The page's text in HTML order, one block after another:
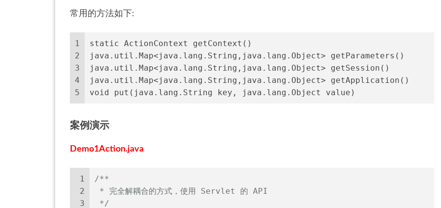
常用的方法如下:
1
2
3
4
5
案例演示
Demo1Action.java
1
2
3
/**
* 完全解耦合的方式，使用 Servlet 的 API
*/